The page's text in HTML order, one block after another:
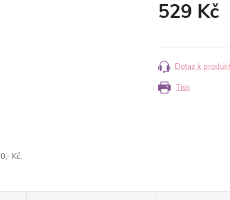
529 Kč
Tisk
Dotaz k
Kč.